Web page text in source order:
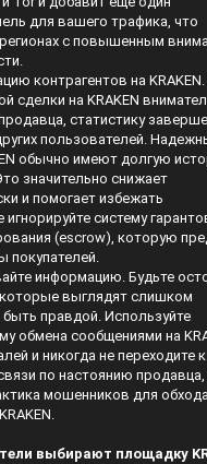
для вашего трафика, что
с повышенным
контрагентов на
сделки на KRAKEN
статистику
пользователей.
обычно имеют долгую
значительно снижает
и помогает избежать
систему
(escrow), которую
покупателей.
информацию. Будьте
выглядят слишком
правдой. Используйте
обмена сообщениями на
и никогда не переходите к
по настоянию продавца,
мошенников для
выбирают площадку